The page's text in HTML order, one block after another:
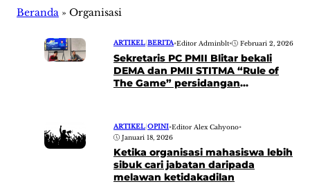
Beranda » Organisasi
ARTIKEL BERITA•Editor Adminblt• Februari 2, 2026
Sekretaris PC PMII Blitar bekali
DEMA dan PMII STITMA “Rule of
The Game” persidangan
ARTIKEL|OPINI•Editor Alex Cahyono•
Januari 18, 2026
Ketika organisasi mahasiswa lebih
sibuk cari jabatan daripada
melawan ketidakadilan